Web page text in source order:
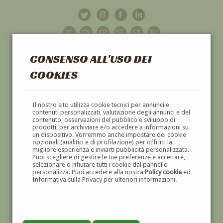
CONSENSO ALL'USO DEI
COOKIES
Il nostro sito utilizza cookie tecnici per annunci e
contenuti personalizzati, valutazione degli annunci e del
contenuto, osservazioni del pubblico e sviluppo di
prodotti, per archiviare e/o accedere a informazioni su
un dispositivo. Vorremmo anche impostare dei cookie
opzionali (analitici e di profilazione) per offrirti la
migliore esperienza e inviarti pubblicità personalizzata.
Puoi scegliere di gestire le tue preferenze e accettare,
selezionare o rifiutare tutti i cookie dal pannello
personalizza. Puoi accedere alla nostra Policy cookieed
Informativa sulla Privacy per ulteriori informazioni.
GALLERIAD'ARTE
DIPINTI E SCULTURE '800 E '900